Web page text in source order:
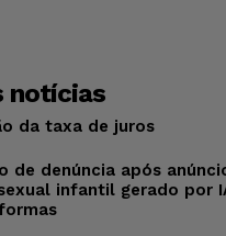
notícias
da taxa de juros
de denúncia após
infantil gerado por